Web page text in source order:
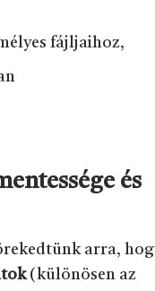
fájljaihoz,
és
arra,
(különösen az